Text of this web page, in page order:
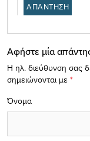
ΑΠΑΝΤΗΣΗ
Αφήστε μία
Η ηλ. διεύθυνση σας
σημειώνονται με *
Όνομα